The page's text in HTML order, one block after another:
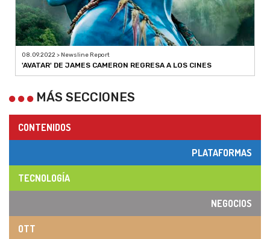
08.09.2022 > Newsline Report
'AVATAR' DE JAMES CAMERON REGRESA A LOS CINES
MÁS SECCIONES
CONTENIDOS
PLATAFORMAS
TECNOLOGÍA
NEGOCIOS
OTT